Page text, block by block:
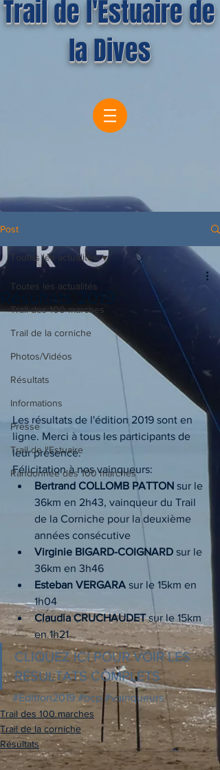
Trail de l'Estuaire de
la Dives
Post
Toutes les actualités
Trail des 100 marches
Trail de la corniche
Photos/Vidéos
Résultats
Informations
Presse
Trail de l'Estuaire
Randonnée des 100 marches
Toutes les actualités
Résultats 2019
Les résultats de l'édition 2019 sont en
ligne. Merci à tous les participants de
leur présence.
Félicitation à nos vainqueurs:
Bertrand COLLOMB PATTON sur le
36km en 2h43, vainqueur du Trail
de la Corniche pour la deuxième
années consécutive
Virginie BIGARD-COIGNARD sur le
36km en 3h46
Esteban VERGARA sur le 15km en
1h04
Claudia CRUCHAUDET sur le 15km
en 1h21
CLIQUEZ ICI POUR VOIR LES
RÉSULTATS COMPLETS
#Edition2019 #bcp #vainqueurs
Trail des 100 marches
Trail de la corniche
Résultats